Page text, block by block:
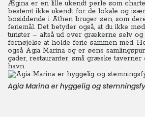
Ægina er en lille ukendt perle som
bestemt ikke ukendt for de lokale og
bosiddende i Athen bruger øen, som
feriemål. Det betyder også, at du ikke
turister – altså ud over grækerne selv og
fornøjelse at holde ferie sammen med.
også Agia Marina og er øens
gader, restauranter, små græske
havn.
Agia Marina er hyggelig og